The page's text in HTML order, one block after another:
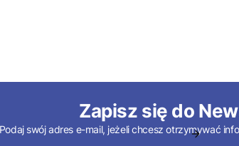
Zapisz się do
Podaj swój adres e-mail, jeżeli chcesz otrzymywać